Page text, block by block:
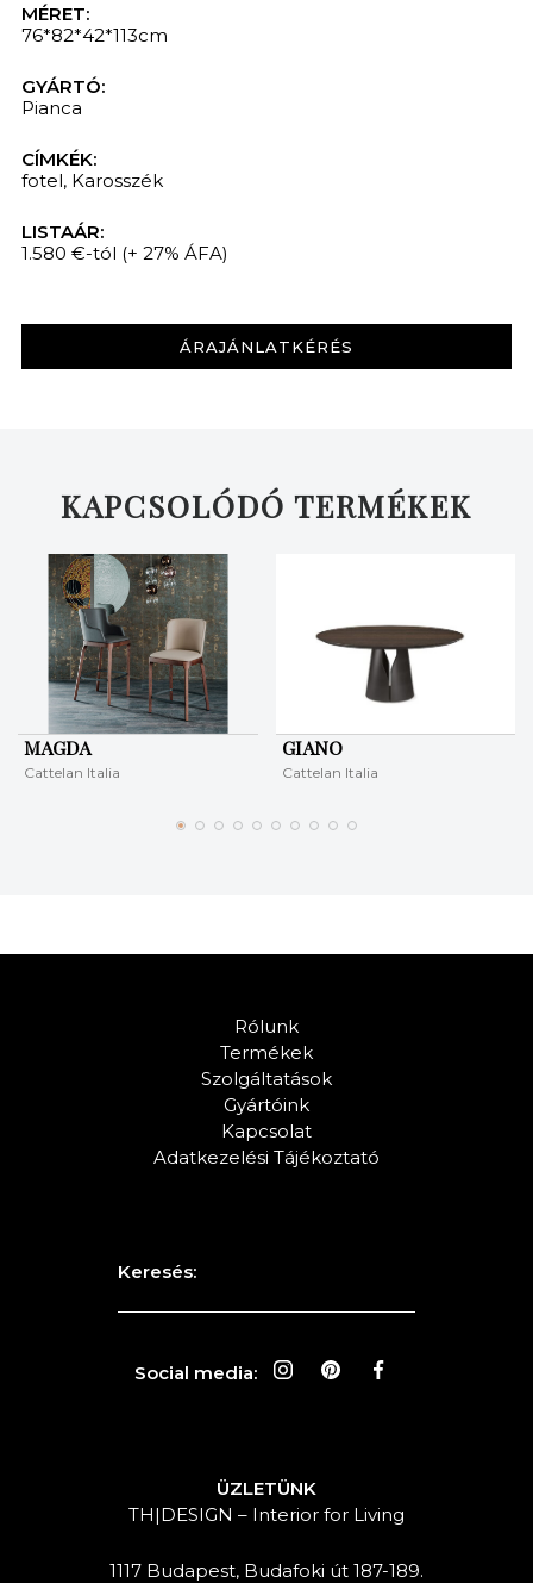
MÉRET:
76*82*42*113cm
GYÁRTÓ:
Pianca
CÍMKÉK:
fotel, Karosszék
LISTAÁR:
1.580 €-tól (+ 27% ÁFA)
ÁRAJÁNLATKÉRÉS
KAPCSOLÓDÓ TERMÉKEK
MAGDA
Cattelan Italia
GIANO
Cattelan Italia
Rólunk
Termékek
Szolgáltatások
Gyártóink
Kapcsolat
Adatkezelési Tájékoztató
Keresés:
Social media:
ÜZLETÜNK
TH|DESIGN – Interior for Living
1117 Budapest, Budafoki út 187-189.
KERESÉS